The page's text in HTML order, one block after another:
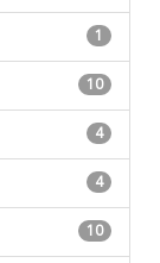
1
10
4
4
10